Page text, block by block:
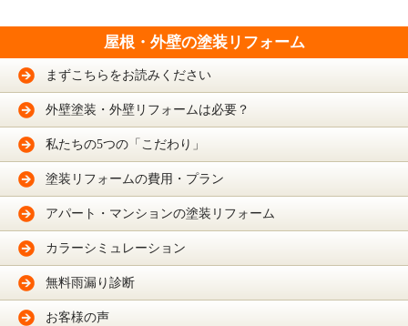
屋根・外壁の塗装リフォーム
まずこちらをお読みください
外壁塗装・外壁リフォームは必要？
私たちの5つの「こだわり」
塗装リフォームの費用・プラン
アパート・マンションの塗装リフォーム
カラーシミュレーション
無料雨漏り診断
お客様の声